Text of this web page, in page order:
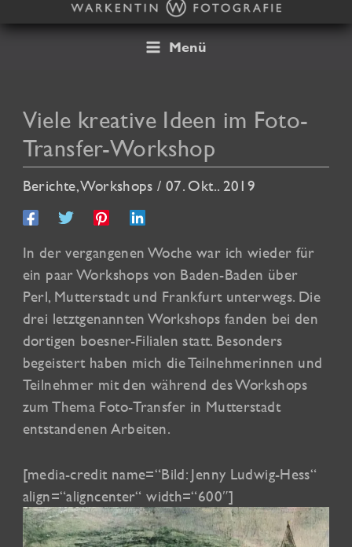
Inhalt
Menü
Viele kreative Ideen im Foto-
Transfer-Workshop
Berichte,Workshops / 07. Okt.. 2019
In der vergangenen Woche war ich wieder für
ein paar Workshops von Baden-Baden über
Perl, Mutterstadt und Frankfurt unterwegs. Die
drei letztgenannten Workshops fanden bei den
dortigen boesner-Filialen statt. Besonders
begeistert haben mich die Teilnehmerinnen und
Teilnehmer mit den während des Workshops
zum Thema Foto-Transfer in Mutterstadt
entstandenen Arbeiten.
[media-credit name=“Bild: Jenny Ludwig-Hess“
align=“aligncenter“ width=“600″]